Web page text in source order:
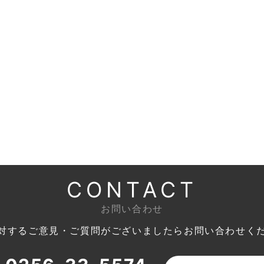
CONTACT
お問い合わせ
するご意見・ご質問がございましたら お問い合わせく